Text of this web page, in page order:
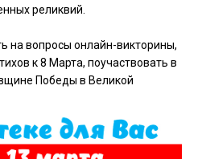
реликвий.
на вопросы онлайн-викторины,
к 8 Марта, поучаствовать в
Победы в Великой